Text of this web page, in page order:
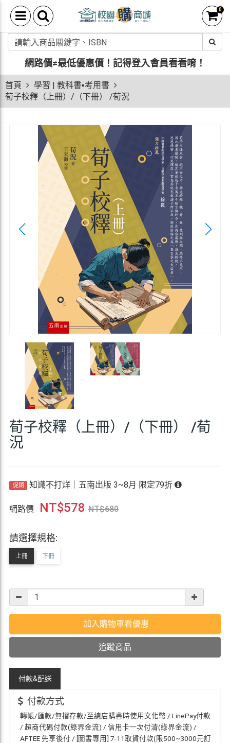
0
網路價≠最低優惠價！ 記得登入會員看看唷！
首頁
學習 | 教科書▪考用書
荀子校釋（上冊）/（下冊） /荀況
荀子校釋（上冊）/（下冊） /荀
況
促銷 知識不打烊｜五南出版 3~8月 限定79折
網路價 NT$578 NT$680
請選擇規格:
上冊 下冊
加入購物車看優惠
追蹤商品
付款&配送
付款方式
轉帳/匯款/無摺存款/至總店購書時使用文化幣 / LinePay付款
/ 超商代碼付款(綠界金流) / 信用卡一次付清(綠界金流) /
AFTEE 先享後付 / [圖書專用] 7-11取貨付款(限500~3000元訂